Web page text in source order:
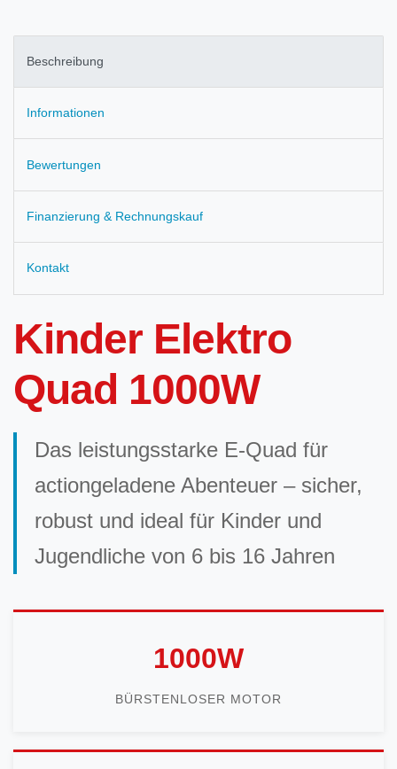
Beschreibung
Informationen
Bewertungen
Finanzierung & Rechnungskauf
Kontakt
Kinder Elektro
Quad 1000W
Das leistungsstarke E-Quad für
actiongeladene Abenteuer – sicher,
robust und ideal für Kinder und
Jugendliche von 6 bis 16 Jahren
1000W
BÜRSTENLOSER MOTOR